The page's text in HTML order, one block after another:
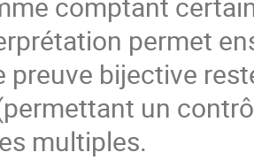
permet
preuve bijective
un
multiples.